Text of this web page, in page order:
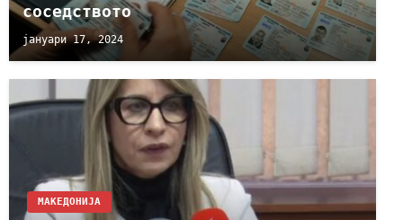
соседството
јануари 17, 2024
МАКЕДОНИЈА